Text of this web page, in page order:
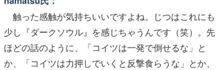
触った感触が気持ちいいですよね。じつはこれにも
少し『ダークソウル』を感じちゃうんです（笑）。先
ほどの話のように、「コイツは一発で倒せるな」と
か、「コイツは力押しでいくと反撃食らうな」とか、